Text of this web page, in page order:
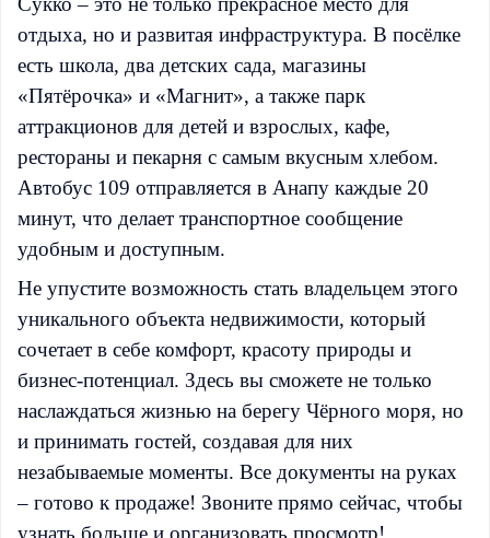
отдыха, но и развитая инфраструктура. В посёлке
есть школа, два детских сада, магазины
«Пятёрочка» и «Магнит», а также парк
аттракционов для детей и взрослых, кафе,
рестораны и пекарня с самым вкусным хлебом.
Автобус 109 отправляется в Анапу каждые 20
минут, что делает транспортное сообщение
удобным и доступным.
Не упустите возможность стать владельцем этого
уникального объекта недвижимости, который
сочетает в себе комфорт, красоту природы и
бизнес-потенциал. Здесь вы сможете не только
наслаждаться жизнью на берегу Чёрного моря, но
и принимать гостей, создавая для них
незабываемые моменты. Все документы на руках
– готово к продаже! Звоните прямо сейчас, чтобы